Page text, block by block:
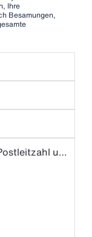
Ihre
Besamungen,
Nachricht * bitte geben Sie Ihre Postleitzahl und Ihren Wohnort an *